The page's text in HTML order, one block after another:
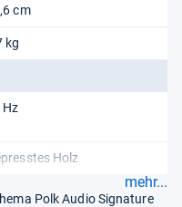
cm
kg
Hz
Holz
mehr...
Polk Audio Signature